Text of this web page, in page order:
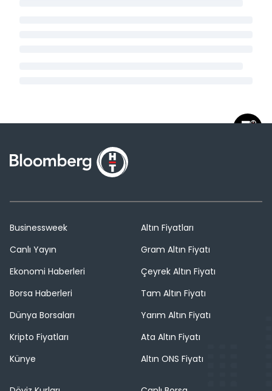
Businessweek
Canlı Yayın
Ekonomi Haberleri
Borsa Haberleri
Dünya Borsaları
Kripto Fiyatları
Künye
Altın Fiyatları
Gram Altın Fiyatı
Çeyrek Altın Fiyatı
Tam Altın Fiyatı
Yarım Altın Fiyatı
Ata Altın Fiyatı
Altın ONS Fiyatı